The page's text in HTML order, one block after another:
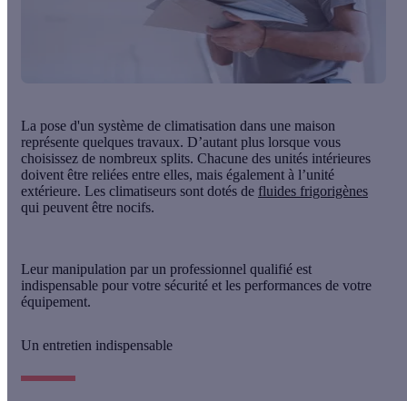
La pose d'un système de climatisation dans une maison
représente quelques travaux. D’autant plus lorsque vous
choisissez de nombreux splits. Chacune des unités intérieures
doivent être reliées entre elles, mais également à l’unité
extérieure. Les climatiseurs sont dotés de fluides frigorigènes
qui peuvent être nocifs.
Leur manipulation par un professionnel qualifié est
indispensable pour votre sécurité et les performances de votre
équipement.
Un entretien indispensable